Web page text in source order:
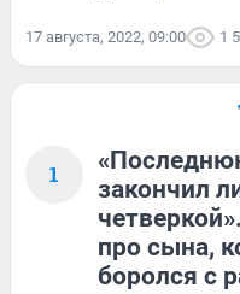
17 августа, 2022, 09:00 1
1
закончил
про сына,
боролся с